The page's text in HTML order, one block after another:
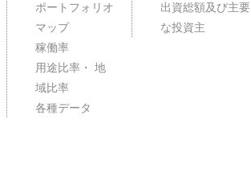
ポートフォリオ
マップ
稼働率
用途比率・ 地
域比率
各種データ
出資総額及び主要
な投資主